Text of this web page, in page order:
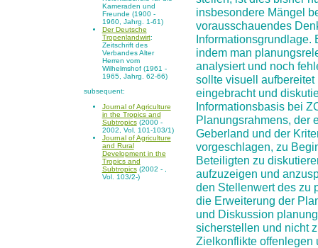
Kameraden und
Freunde (1900 -
1960, Jahrg. 1-61)
Der Deutsche
Tropenlandwirt:
Zeitschrift des
Verbandes Alter
Herren vom
Wilhelmshof (1961 -
1965, Jahrg. 62-66)
subsequent:
Journal of Agriculture
in the Tropics and
Subtropics(2000 -
2002, Vol. 101-103/1)
Journal of Agriculture
and Rural
Development in the
Tropics and
Subtropics(2002 - ,
Vol. 103/2-)
insbesondere Mängel
vorausschauendes
Informationsgrundlage.
indem man
analysiert und noch
sollte visuell
eingebracht und
Informationsbasis bei
Planungsrahmens, der
Geberland und der
vorgeschlagen, zu
Beteiligten zu
aufzuzeigen und
den Stellenwert des zu
die Erweiterung der
und Diskussion
sicherstellen und nicht
Zielkonflikte offenlegen